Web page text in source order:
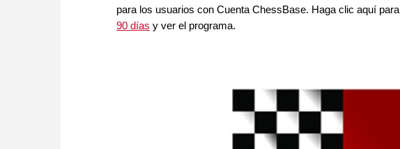
para los usuarios con Cuenta ChessBase. Haga clic aquí para
90 días y ver el programa.